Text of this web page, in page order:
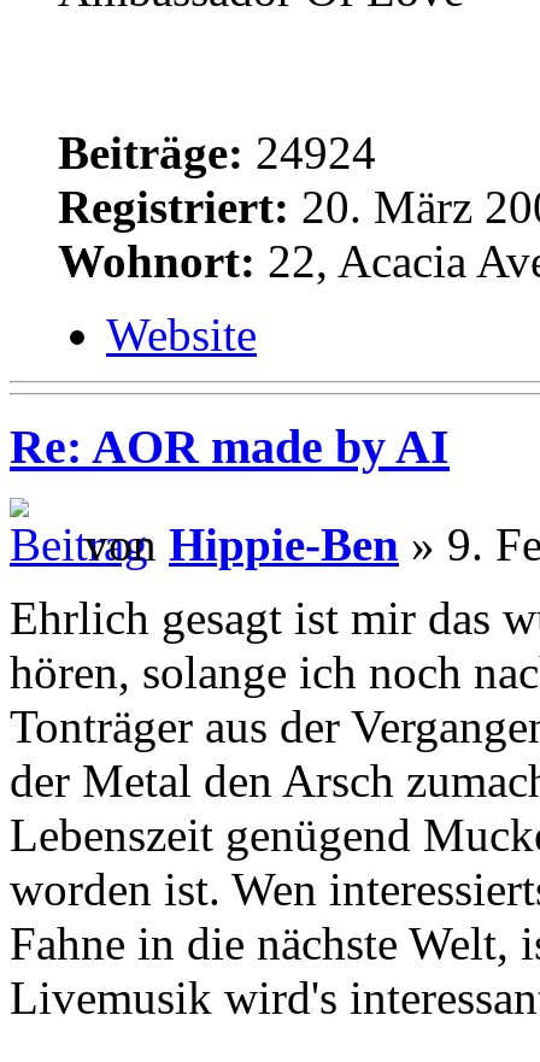
Beiträge: 24924
Registriert: 20. März
Wohnort: 22, Acacia
Website
Re: AOR made by AI
von Hippie-Ben » 9.
Ehrlich gesagt ist mir das
hören, solange ich noch
Tonträger aus der
der Metal den Arsch
Lebenszeit genügend
worden ist. Wen
Fahne in die nächste
Livemusik wird's